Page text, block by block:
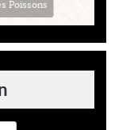
Poissons